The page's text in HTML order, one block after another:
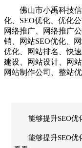
佛山市小禹科技信
化、SEO优化、优化
网络推广、网络推广
销、网站SEO优化、
优化、网站排名、快
建设、网站设计、网
网站制作公司、整站
能够提升SEO
能够提升SEO